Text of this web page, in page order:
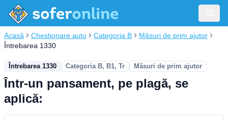
Acasă Chestionare auto Categoria B
Măsuri de prim ajutor
Întrebarea 1330
Întrebarea 1330 Categoria B, B1, Tr Măsuri de prim ajutor
Într-un pansament, pe plagă, se
aplică: